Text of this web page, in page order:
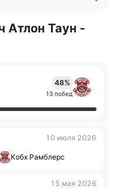
Атлон Таун -
48%
13 побед
10 июля 2026
Кобх Рамблерс
15 мая 2026